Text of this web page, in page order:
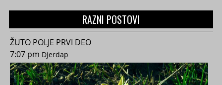
RAZNI POSTOVI
ŽUTO POLJE PRVI DEO
7:07 pm Djerdap